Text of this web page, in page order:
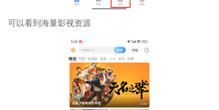
可以看到海量影视资源